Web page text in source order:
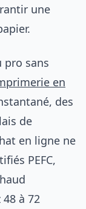
une
pro sans
en
des
de
en ligne ne
PEFC,
à 72